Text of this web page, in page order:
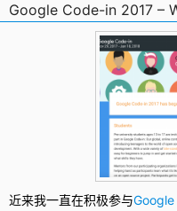
Google Code-in 2017 –
近来我一直在积极参与